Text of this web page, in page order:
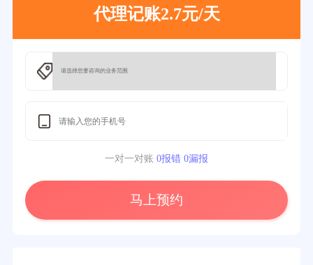
代理记账2.7元/天
一对一对账 0报错 0漏报
马上预约